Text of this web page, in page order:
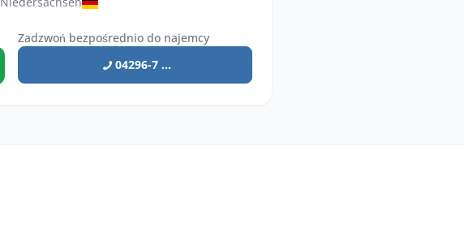
Zadzwoń bezpośrednio do najemcy
04296-7 ...